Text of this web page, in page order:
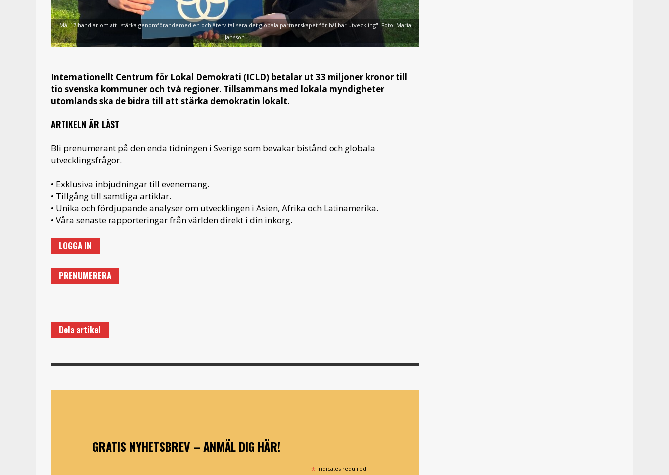
Mål 17 handlar om att "stärka genomförandemedlen och återvitalisera det globala partnerskapet för hållbar utveckling". Foto: Maria
Jansson
Internationellt Centrum för Lokal Demokrati (ICLD) betalar ut 33 miljoner kronor till
tio svenska kommuner och två regioner. Tillsammans med lokala myndigheter
utomlands ska de bidra till att stärka demokratin lokalt.
ARTIKELN ÄR LÅST
Bli prenumerant på den enda tidningen i Sverige som bevakar bistånd och globala
utvecklingsfrågor.
• Exklusiva inbjudningar till evenemang.
• Tillgång till samtliga artiklar.
• Unika och fördjupande analyser om utvecklingen i Asien, Afrika och Latinamerika.
• Våra senaste rapporteringar från världen direkt i din inkorg.
LOGGA IN
PRENUMERERA
Dela artikel
GRATIS NYHETSBREV – ANMÄL DIG HÄR!
* indicates required